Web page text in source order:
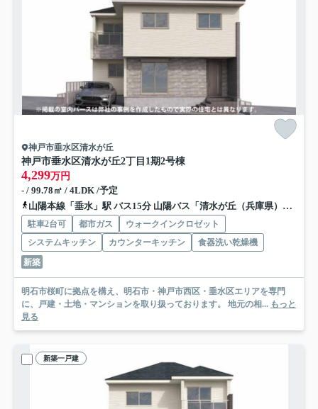
神戸市垂水区清水が丘
神戸市垂水区清水が丘2丁目 1期2号棟
4,299万円
- / 99.78㎡ / 4LDK /予定
山陽本線「垂水」駅 バス15分 山陽バス「清水が丘（兵庫県）」 停歩2分
駐車2台可 都市ガス
ウォークインクロゼット
システムキッチン
カウンターキッチン
食器洗い乾燥機
新築
明石市桜町に拠点を構え、明石市・神戸市西区・垂水区エリアを専門
に、戸建・土地・マンションを取り扱っております。 地元の相... もっと
見る
新築一戸建